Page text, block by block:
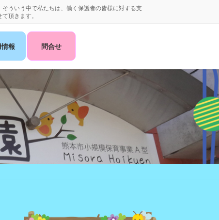
ういう中で私たちは、働く保護者の皆様に対する支
頂きます。
報 問合せ